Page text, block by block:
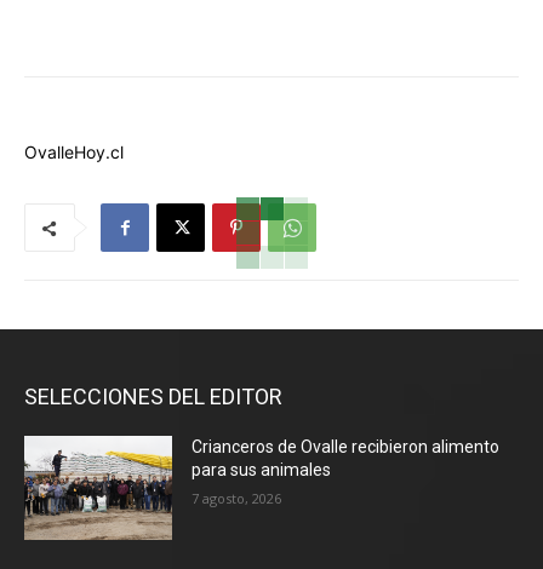
OvalleHoy.cl
SELECCIONES DEL EDITOR
Crianceros de Ovalle recibieron alimento
para sus animales
7 agosto, 2026